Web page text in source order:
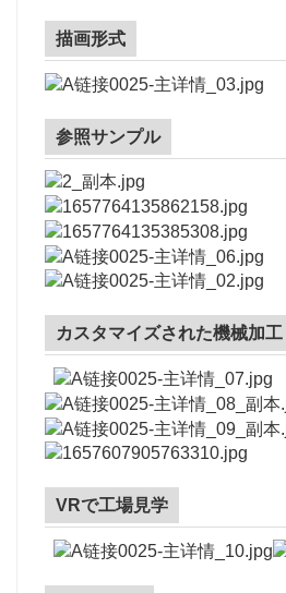
描画形式
参照サンプル
カスタマイズされた機械加工
VRで工場見学